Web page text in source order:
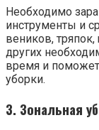
Необходимо
инструменты и
веников,
других
время и
уборки.
3. Зональная